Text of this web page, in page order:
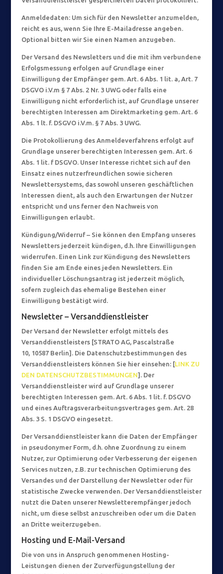
Anmeldedaten: Um sich für den Newsletter anzumelden,
reicht es aus, wenn Sie Ihre E-Mailadresse angeben.
Optional bitten wir Sie einen Namen anzugeben.
Der Versand des Newsletters und die mit ihm verbundene
Erfolgsmessung erfolgen auf Grundlage einer
Einwilligung der Empfänger gem. Art. 6 Abs. 1 lit. a, Art. 7
DSGVO i.V.m § 7 Abs. 2 Nr. 3 UWG oder falls eine
Einwilligung nicht erforderlich ist, auf Grundlage unserer
berechtigten Interessen am Direktmarketing gem. Art. 6
Abs. 1 lt. f. DSGVO i.V.m. § 7 Abs. 3 UWG.
Die Protokollierung des Anmeldeverfahrens erfolgt auf
Grundlage unserer berechtigten Interessen gem. Art. 6
Abs. 1 lit. f DSGVO. Unser Interesse richtet sich auf den
Einsatz eines nutzerfreundlichen sowie sicheren
Newslettersystems, das sowohl unseren geschäftlichen
Interessen dient, als auch den Erwartungen der Nutzer
entspricht und uns ferner den Nachweis von
Einwilligungen erlaubt.
Kündigung/Widerruf – Sie können den Empfang unseres
Newsletters jederzeit kündigen, d.h. Ihre Einwilligungen
widerrufen. Einen Link zur Kündigung des Newsletters
finden Sie am Ende eines jeden Newsletters. Ein
individueller Löschungsantrag ist jederzeit möglich,
sofern zugleich das ehemalige Bestehen einer
Einwilligung bestätigt wird.
Newsletter – Versanddienstleister
Der Versand der Newsletter erfolgt mittels des
Versanddienstleisters [STRATO AG, Pascalstraße
10, 10587 Berlin]. Die Datenschutzbestimmungen des
Versanddienstleisters können Sie hier einsehen: [LINK ZU
DEN DATENSCHUTZBESTIMMUNGEN]. Der
Versanddienstleister wird auf Grundlage unserer
berechtigten Interessen gem. Art. 6 Abs. 1 lit. f. DSGVO
und eines Auftragsverarbeitungsvertrages gem. Art. 28
Abs. 3 S. 1 DSGVO eingesetzt.
Der Versanddienstleister kann die Daten der Empfänger
in pseudonymer Form, d.h. ohne Zuordnung zu einem
Nutzer, zur Optimierung oder Verbesserung der eigenen
Services nutzen, z.B. zur technischen Optimierung des
Versandes und der Darstellung der Newsletter oder für
statistische Zwecke verwenden. Der Versanddienstleister
nutzt die Daten unserer Newsletterempfänger jedoch
nicht, um diese selbst anzuschreiben oder um die Daten
an Dritte weiterzugeben.
Hosting und E-Mail-Versand
Die von uns in Anspruch genommenen Hosting-
Leistungen dienen der Zurverfügungstellung der